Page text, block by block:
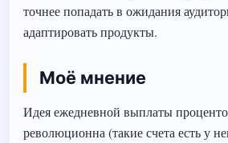
точнее попадать в ожидания
адаптировать продукты.
Моё мнение
Идея ежедневной выплаты
революционна (такие счета есть у